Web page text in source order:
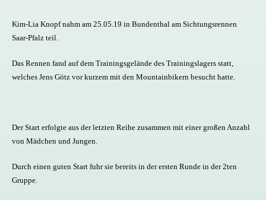
Kim-Lia Knopf nahm am 25.05.19 in Bundenthal am Sichtungsrennen
Saar-Pfalz teil.
Das Rennen fand auf dem Trainingsgelände des Trainingslagers statt,
welches Jens Götz vor kurzem mit den Mountainbikern besucht hatte.
Der Start erfolgte aus der letzten Reihe zusammen mit einer großen Anzahl
von Mädchen und Jungen.
Durch einen guten Start fuhr sie bereits in der ersten Runde in der 2ten
Gruppe.